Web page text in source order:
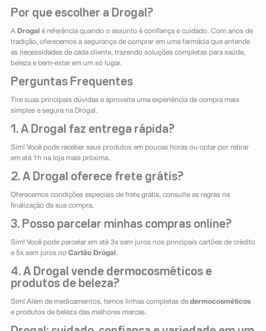
Por que escolher a Drogal?
A Drogal é referência quando o assunto é confiança e cuidado. Com anos de
tradição, oferecemos a segurança de comprar em uma farmácia que entende
as necessidades de cada cliente, trazendo soluções completas para saúde,
beleza e bem-estar em um só lugar.
Perguntas Frequentes
Tire suas principais dúvidas e aproveite uma experiência de compra mais
simples e segura na Drogal.
1. A Drogal faz entrega rápida?
Sim! Você pode receber seus produtos em poucas horas ou optar por retirar
em até 1h na loja mais próxima.
2. A Drogal oferece frete grátis?
Oferecemos condições especiais de frete grátis, consulte as regras na
finalização da sua compra.
3. Posso parcelar minhas compras online?
Sim! Você pode parcelar em até 3x sem juros nos principais cartões de crédito
e 5x sem juros no Cartão Drogal .
4. A Drogal vende dermocosméticos e
produtos de beleza?
Sim! Além de medicamentos, temos linhas completas de dermocosméticos
e produtos de beleza das melhores marcas.